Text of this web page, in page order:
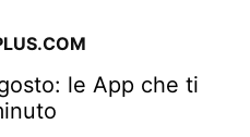
le App che ti